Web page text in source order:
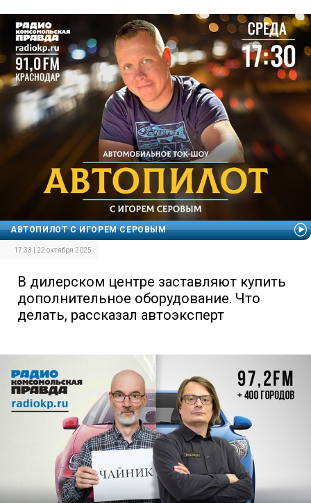
АВТОПИЛОТ С ИГОРЕМ СЕРОВЫМ
17:33 | 22 октября 2025
В дилерском центре заставляют купить
дополнительное оборудование. Что
делать, рассказал автоэксперт